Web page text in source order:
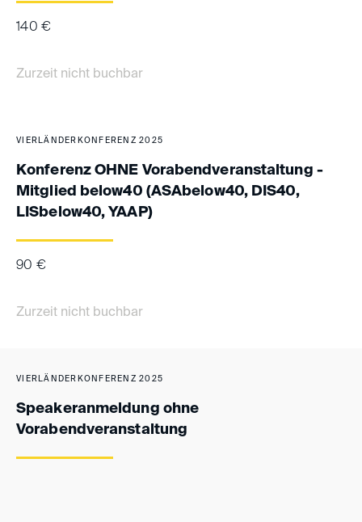
140 €
Zurzeit nicht buchbar
VIERLÄNDERKONFERENZ 2025
Konferenz OHNE Vorabendveranstaltung -
Mitglied below40 (ASAbelow40, DIS40,
LISbelow40, YAAP)
90 €
Zurzeit nicht buchbar
VIERLÄNDERKONFERENZ 2025
Speakeranmeldung ohne
Vorabendveranstaltung